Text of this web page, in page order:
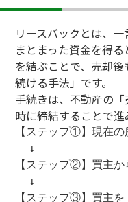
リースバックとは、
まとまった資金を得
を結ぶことで、売却
続ける手法」です。
手続きは、不動産の
時に締結することで進
【ステップ①】現在
  ↓
【ステップ②】買主
  ↓